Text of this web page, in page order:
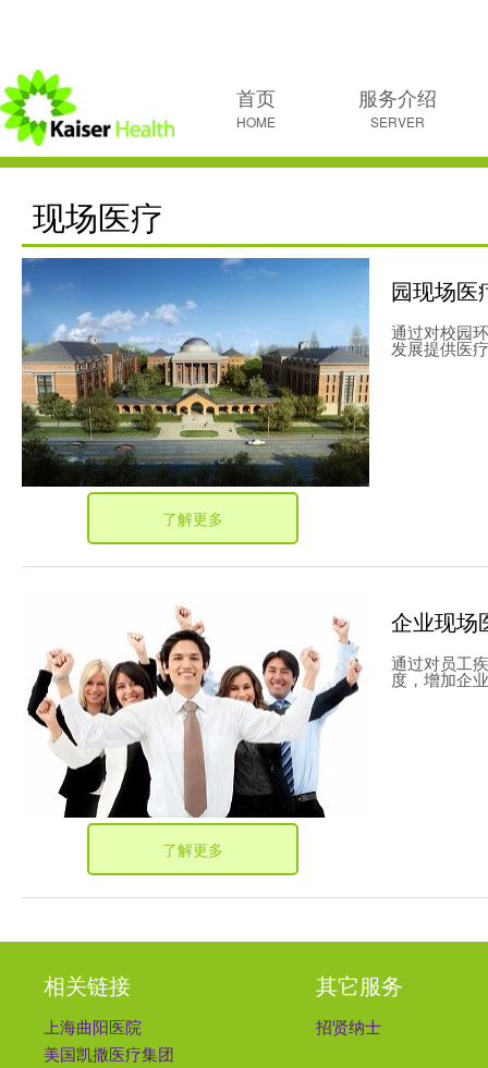
首页
HOME
服务介绍
SERVER
现场医疗
园现场医
通过对校园
发展提供医
了解更多
企业现场
通过对员工
度，增加企
了解更多
相关链接
上海曲阳医院
美国凯撒医疗集团
其它服务
招贤纳士